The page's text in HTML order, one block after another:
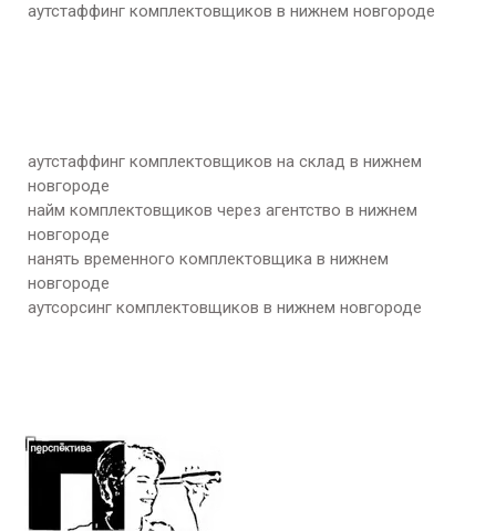
аутстаффинг комплектовщиков в нижнем новгороде
аутстаффинг комплектовщиков на склад в нижнем
новгороде
найм комплектовщиков через агентство в нижнем
новгороде
нанять временного комплектовщика в нижнем
новгороде
аутсорсинг комплектовщиков в нижнем новгороде